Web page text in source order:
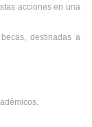
acciones en una
destinadas a